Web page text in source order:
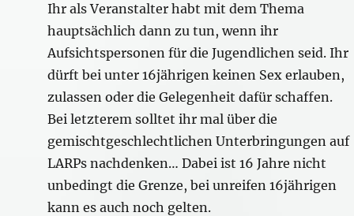
Ihr als Veranstalter habt mit dem Thema
hauptsächlich dann zu tun, wenn ihr
Aufsichtspersonen für die Jugendlichen seid. Ihr
dürft bei unter 16jährigen keinen Sex erlauben,
zulassen oder die Gelegenheit dafür schaffen.
Bei letzterem solltet ihr mal über die
gemischtgeschlechtlichen Unterbringungen auf
LARPs nachdenken… Dabei ist 16 Jahre nicht
unbedingt die Grenze, bei unreifen 16jährigen
kann es auch noch gelten.